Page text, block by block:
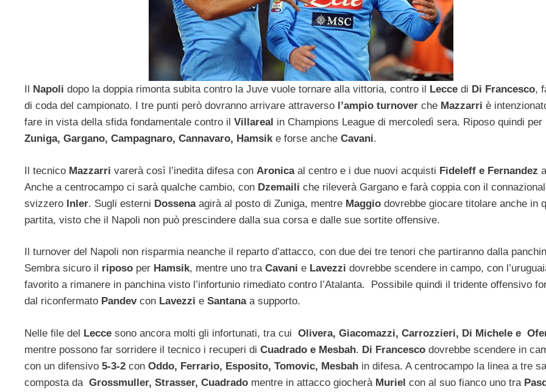
Napoli dopo la doppia rimonta subita contro la Juve vuole tornare alla vittoria, contro il Lecce di Di Francesco,
di coda del campionato. I tre punti però dovranno arrivare attraverso l’ampio turnover che Mazzarri è
fare in vista della sfida fondamentale contro il Villareal in Champions League di mercoledì sera. Riposo quindi per
Zuniga, Gargano, Campagnaro, Cannavaro, Hamsike forse anche Cavani.
Il tecnico Mazzarri varerà così l’inedita difesa con Aronicaal centro e i due nuovi acquisti Fideleff e Fernandez
Anche a centrocampo ci sarà qualche cambio, con Dzemaili che rileverà Gargano e farà coppia con il
svizzero Inler. Sugli esterni Dossenaagirà al posto di Zuniga, mentre Maggio dovrebbe giocare titolare anche in
partita, visto che il Napoli non può prescindere dalla sua corsa e dalle sue sortite offensive.
Il turnover del Napoli non risparmia neanche il reparto d’attacco, con due dei tre tenori che partiranno dalla
Sembra sicuro il riposo per Hamsik, mentre uno tra Cavani e Lavezzi dovrebbe scendere in campo, con
favorito a rimanere in panchina visto l’infortunio rimediato contro l’Atalanta. Possibile quindi il tridente offensivo
dal riconfermato Pandevcon Lavezzi e Santanaa supporto.
Nelle file del Lecce sono ancora molti gli infortunati, tra cui Olivera, Giacomazzi, Carrozzieri, Di Michele e
mentre possono far sorridere il tecnico i recuperi di Cuadrado e Mesbah. Di Francesco dovrebbe scendere in
con un difensivo 5-3-2 con Oddo, Ferrario, Esposito, Tomovic, Mesbah in difesa. A centrocampo la linea a tre
composta da Grossmuller, Strasser, Cuadrado mentre in attacco giocherà Muriel con al suo fianco uno tra